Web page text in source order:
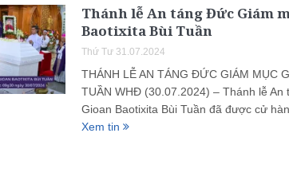
Thánh lễ An táng Đức Giám
Baotixita Bùi Tuần
Thứ Tư 31.07.2024
THÁNH LỄ AN TÁNG ĐỨC GIÁM MỤC
TUẦN WHĐ (30.07.2024) – Thánh lễ
Gioan Baotixita Bùi Tuần đã được cử
Xem tin